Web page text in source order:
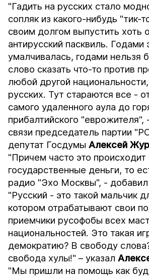
"Гадить на русских стало
сопляк из какого-нибудь "тик-
своим долгом выпустить хоть
антирусский пасквиль. Годами
умалчивалась, годами нельзя
слово сказать что-то против
любой другой
русских. Тут стараются все -
самого удаленного аула до
прибалтийского "еврожителя",
связи председатель партии
депутат ГосдумыАлексей
"Причем часто это происходит
государственные деньги, то
радио "Эхо Москвы", - добавил
"Русский - это такой мальчик
котором отрабатывают свои
приемчики русофобы всех
национальностей. Это такая
демократию? В свободу
свобода хулы!" – указал
"Мы пришли на помощь как